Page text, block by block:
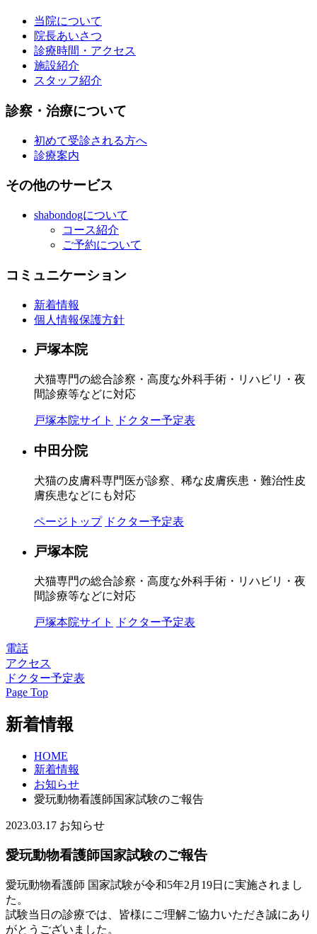
当院について
院長あいさつ
診療時間・アクセス
施設紹介
スタッフ紹介
診察・治療について
初めて受診される方へ
診療案内
その他のサービス
shabondogについて
コース紹介
ご予約について
コミュニケーション
新着情報
個人情報保護方針
戸塚本院
犬猫専門の総合診察・高度な外科手術・リハビリ・夜
間診療等などに対応
戸塚本院サイト ドクター予定表
中田分院
犬猫の皮膚科専門医が診察、稀な皮膚疾患・難治性皮
膚疾患などにも対応
ページトップ ドクター予定表
戸塚本院
犬猫専門の総合診察・高度な外科手術・リハビリ・夜
間診療等などに対応
戸塚本院サイト ドクター予定表
電話
アクセス
ドクター予定表
Page Top
新着情報
HOME
新着情報
お知らせ
愛玩動物看護師国家試験のご報告
2023.03.17 お知らせ
愛玩動物看護師国家試験のご報告
愛玩動物看護師 国家試験が令和5年2月19日に実施されまし
た。
試験当日の診療では、皆様にご理解ご協力いただき誠にあり
がとうございました。